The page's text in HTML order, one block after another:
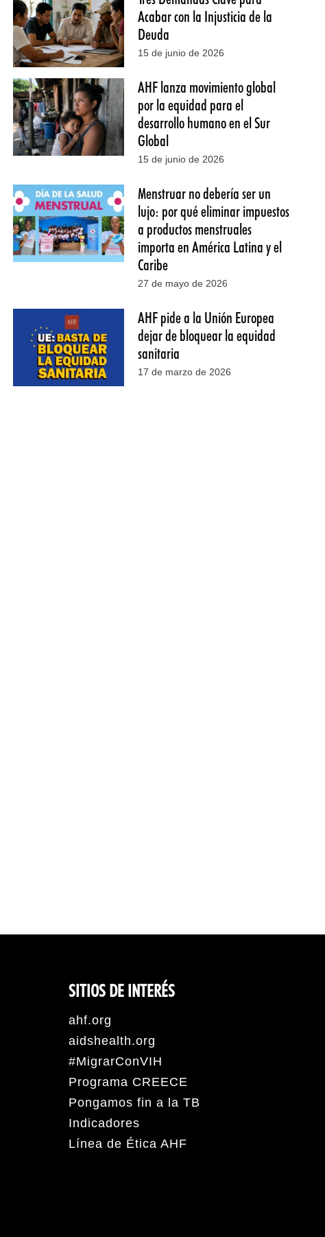
Acabar con la Injusticia de la
Deuda
15 de junio de 2026
AHF lanza movimiento global
por la equidad para el
desarrollo humano en el Sur
Global
15 de junio de 2026
Menstruar no debería ser un
lujo: por qué eliminar impuestos
a productos menstruales
importa en América Latina y el
Caribe
27 de mayo de 2026
AHF pide a la Unión Europea
dejar de bloquear la equidad
sanitaria
17 de marzo de 2026
SITIOS DE INTERÉS
ahf.org
aidshealth.org
#MigrarConVIH
Programa CREECE
Pongamos fin a la TB
Indicadores
Línea de Ética AHF